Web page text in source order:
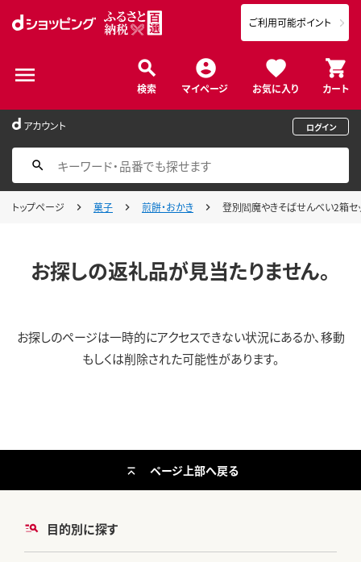
検索 マイページ お気に入り カート
ご利用可能ポイント
アカウント ログイン
トップページ 菓子 煎餅・おかき 登別閻魔やきそばせんべい2箱セ
お探しの返礼品が見当たりません。
お探しのページは一時的にアクセスできない状況にあるか、移動
もしくは削除された可能性があります。
目的別に探す
ページ上部へ戻る